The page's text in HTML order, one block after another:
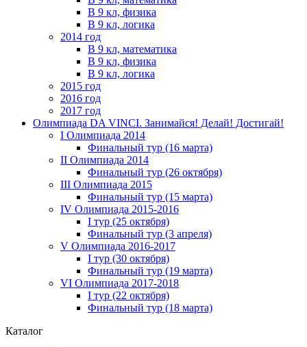
В 9 кл, физика
В 9 кл, логика
2014 год
В 9 кл, математика
В 9 кл, физика
В 9 кл, логика
2015 год
2016 год
2017 год
Олимпиада DA VINCI. Занимайся! Делай! Достигай!
I Олимпиада 2014
Финальный тур (16 марта)
II Олимпиада 2014
Финальный тур (26 октября)
III Олимпиада 2015
Финальный тур (15 марта)
IV Олимпиада 2015-2016
I тур (25 октября)
Финальный тур (3 апреля)
V Олимпиада 2016-2017
I тур (30 октября)
Финальный тур (19 марта)
VI Олимпиада 2017-2018
I тур (22 октября)
Финальный тур (18 марта)
Каталог